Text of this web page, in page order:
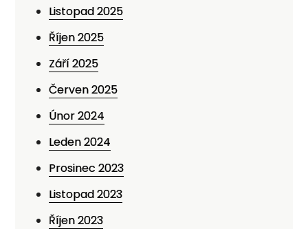
Listopad 2025
Říjen 2025
Září 2025
Červen 2025
Únor 2024
Leden 2024
Prosinec 2023
Listopad 2023
Říjen 2023